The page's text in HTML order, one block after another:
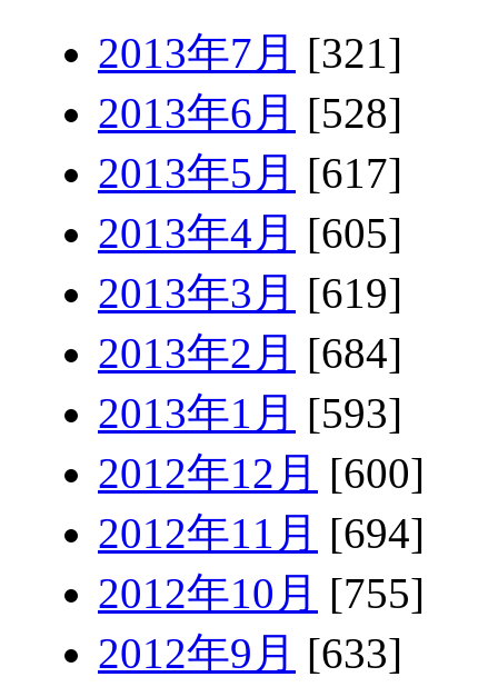
2013年7月 [321]
2013年6月 [528]
2013年5月 [617]
2013年4月 [605]
2013年3月 [619]
2013年2月 [684]
2013年1月 [593]
2012年12月 [600]
2012年11月 [694]
2012年10月 [755]
2012年9月 [633]